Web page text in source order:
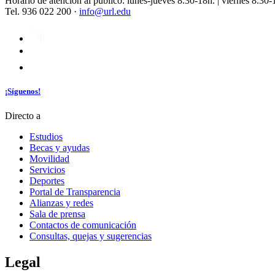
Tel. 936 022 200 · info@url.edu
¡Síguenos!
Directo a
Estudios
Becas y ayudas
Movilidad
Servicios
Deportes
Portal de Transparencia
Alianzas y redes
Sala de prensa
Contactos de comunicación
Consultas, quejas y sugerencias
Legal